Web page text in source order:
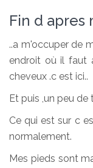
Fin d apres
..a m'occuper de
endroit où il faut
cheveux .c est ici..
Et puis ,un peu de
Ce qui est sur c
normalement.
Mes pieds sont